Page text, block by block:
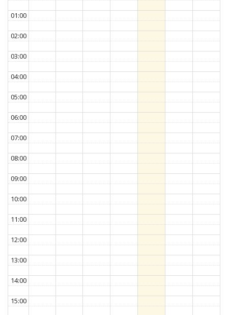
01:00
02:00
03:00
04:00
05:00
06:00
07:00
08:00
09:00
10:00
11:00
12:00
13:00
14:00
15:00